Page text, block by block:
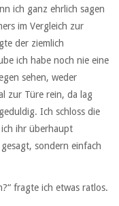
ich ganz ehrlich sagen
im Vergleich zur
der ziemlich
ich habe noch nie eine
sehen, weder
zur Türe rein, da lag
Ich schloss die
ihr überhaupt
sondern einfach
fragte ich etwas ratlos.